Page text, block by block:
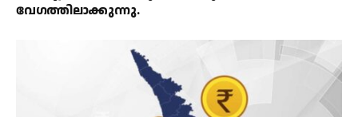
വേഗത്തിലാക്കുന്നു.